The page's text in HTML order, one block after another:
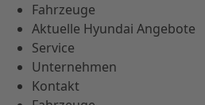
Fahrzeuge
Aktuelle Hyundai Angebote
Service
Unternehmen
Kontakt